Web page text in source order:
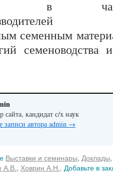
в
семенным
сайта, кандидат с/х наук
записи автора admin →
Выставки и семинары, Доклады
А.В., Ховрин А.Н.. Добавьте в